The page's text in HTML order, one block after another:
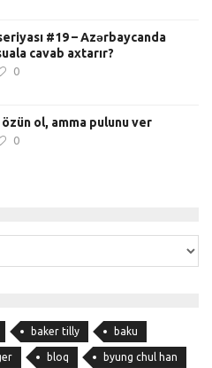
#19 – Azərbaycanda
cavab axtarır?
0
ol, amma pulunu ver
0
baker tilly baku
bloq byung chul han